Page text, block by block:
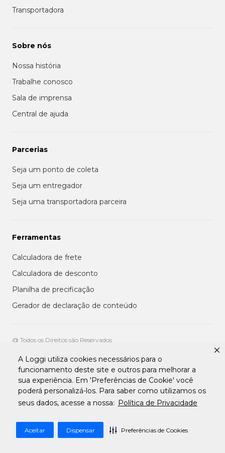
A Loggi utiliza cookies necessários para o
funcionamento deste site e outros para melhorar a
sua experiência. Em 'Preferências de Cookie' você
poderá personalizá-los. Para saber como utilizamos os
seus dados, acesse a nossa: Política de Privacidade
Aceitar Dispensar Preferências de Cookies
Transportadora
Sobre nós
Nossa história
Trabalhe conosco
Sala de imprensa
Central de ajuda
Parcerias
Seja um ponto de coleta
Seja um entregador
Seja uma transportadora parceira
Ferramentas
Calculadora de frete
Calculadora de desconto
Planilha de precificação
Gerador de declaração de conteúdo
@ Todos os Direitos são Reservados
Aviso de privacidade aos clientes
Termos de uso para entregadores
Termos e condições de uso da plataforma transportadora Loggi
Termos e Condições de Uso de Clientes
Tratamento de Dados pessoais Para Fornecedores
Desenvolvido por Apiki WordPress